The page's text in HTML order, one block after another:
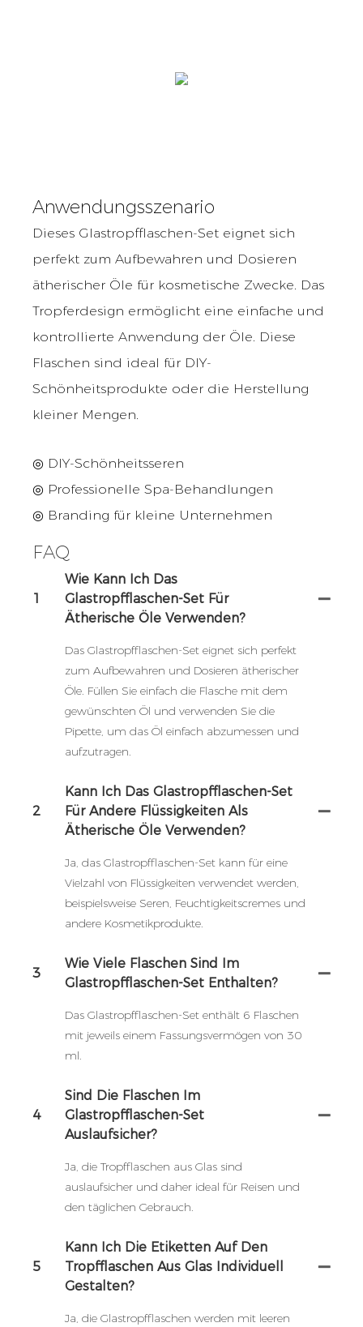
Anwendungsszenario
Dieses Glastropfflaschen-Set eignet sich
perfekt zum Aufbewahren und Dosieren
ätherischer Öle für kosmetische Zwecke. Das
Tropferdesign ermöglicht eine einfache und
kontrollierte Anwendung der Öle. Diese
Flaschen sind ideal für DIY-
Schönheitsprodukte oder die Herstellung
kleiner Mengen.
◎ DIY-Schönheitsseren
◎ Professionelle Spa-Behandlungen
◎ Branding für kleine Unternehmen
FAQ
1
Wie Kann Ich Das
Glastropfflaschen-Set Für
Ätherische Öle Verwenden?
Das Glastropfflaschen-Set eignet sich perfekt
zum Aufbewahren und Dosieren ätherischer
Öle. Füllen Sie einfach die Flasche mit dem
gewünschten Öl und verwenden Sie die
Pipette, um das Öl einfach abzumessen und
aufzutragen.
2
Kann Ich Das Glastropfflaschen-Set
Für Andere Flüssigkeiten Als
Ätherische Öle Verwenden?
Ja, das Glastropfflaschen-Set kann für eine
Vielzahl von Flüssigkeiten verwendet werden,
beispielsweise Seren, Feuchtigkeitscremes und
andere Kosmetikprodukte.
3
Wie Viele Flaschen Sind Im
Glastropfflaschen-Set Enthalten?
Das Glastropfflaschen-Set enthält 6 Flaschen
mit jeweils einem Fassungsvermögen von 30
ml.
4
Sind Die Flaschen Im
Glastropfflaschen-Set
Auslaufsicher?
Ja, die Tropfflaschen aus Glas sind
auslaufsicher und daher ideal für Reisen und
den täglichen Gebrauch.
5
Kann Ich Die Etiketten Auf Den
Tropfflaschen Aus Glas Individuell
Gestalten?
Ja, die Glastropfflaschen werden mit leeren